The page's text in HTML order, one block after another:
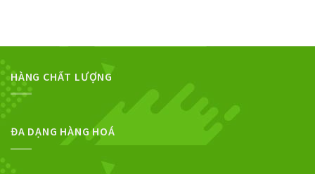
HÀNG CHẤT LƯỢNG
ĐA DẠNG HÀNG HOÁ